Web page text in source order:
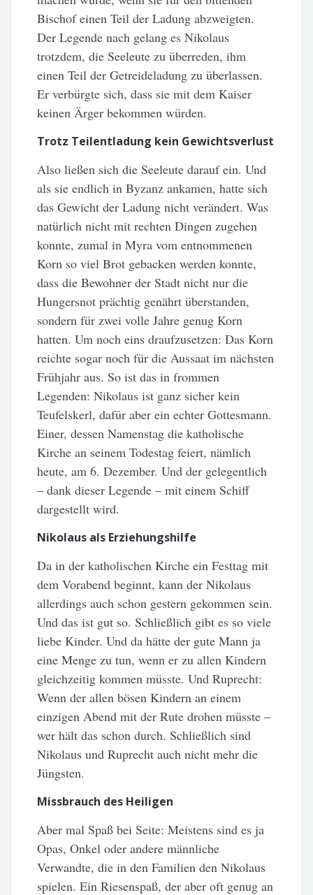
Bischof einen Teil der Ladung abzweigten.
Der Legende nach gelang es Nikolaus
trotzdem, die Seeleute zu überreden, ihm
einen Teil der Getreideladung zu überlassen.
Er verbürgte sich, dass sie mit dem Kaiser
keinen Ärger bekommen würden.
Trotz Teilentladung kein Gewichtsverlust
Also ließen sich die Seeleute darauf ein. Und
als sie endlich in Byzanz ankamen, hatte sich
das Gewicht der Ladung nicht verändert. Was
natürlich nicht mit rechten Dingen zugehen
konnte, zumal in Myra vom entnommenen
Korn so viel Brot gebacken werden konnte,
dass die Bewohner der Stadt nicht nur die
Hungersnot prächtig genährt überstanden,
sondern für zwei volle Jahre genug Korn
hatten. Um noch eins draufzusetzen: Das Korn
reichte sogar noch für die Aussaat im nächsten
Frühjahr aus. So ist das in frommen
Legenden: Nikolaus ist ganz sicher kein
Teufelskerl, dafür aber ein echter Gottesmann.
Einer, dessen Namenstag die katholische
Kirche an seinem Todestag feiert, nämlich
heute, am 6. Dezember. Und der gelegentlich
– dank dieser Legende – mit einem Schiff
dargestellt wird.
Nikolaus als Erziehungshilfe
Da in der katholischen Kirche ein Festtag mit
dem Vorabend beginnt, kann der Nikolaus
allerdings auch schon gestern gekommen sein.
Und das ist gut so. Schließlich gibt es so viele
liebe Kinder. Und da hätte der gute Mann ja
eine Menge zu tun, wenn er zu allen Kindern
gleichzeitig kommen müsste. Und Ruprecht:
Wenn der allen bösen Kindern an einem
einzigen Abend mit der Rute drohen müsste –
wer hält das schon durch. Schließlich sind
Nikolaus und Ruprecht auch nicht mehr die
Jüngsten.
Missbrauch des Heiligen
Aber mal Spaß bei Seite: Meistens sind es ja
Opas, Onkel oder andere männliche
Verwandte, die in den Familien den Nikolaus
spielen. Ein Riesenspaß, der aber oft genug an